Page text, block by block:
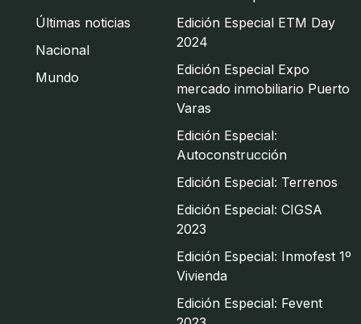
Últimas noticias
Nacional
Mundo
Edición Especial ETM Day
2024
Edición Especial Expo
mercado inmobiliario Puerto
Varas
Edición Especial:
Autoconstrucción
Edición Especial: Terrenos
Edición Especial: CIGSA
2023
Edición Especial: Inmofest 1º
Vivienda
Edición Especial: Fevent